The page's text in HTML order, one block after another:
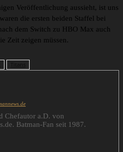
Veröffentlichung aussieht, ist uns
die ersten beiden Staffel bei
dem Switch zu HBO Max auch
Zeit zeigen müssen.
Chefautor a.D. von
Batman-Fan seit 1987.